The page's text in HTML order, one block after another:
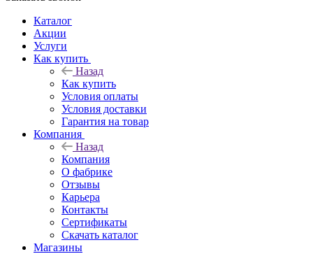
Каталог
Акции
Услуги
Как купить
Назад
Как купить
Условия оплаты
Условия доставки
Гарантия на товар
Компания
Назад
Компания
О фабрике
Отзывы
Карьера
Контакты
Сертификаты
Скачать каталог
Магазины